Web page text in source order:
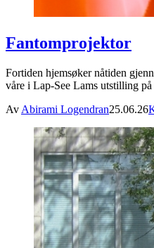
Fantomprojektor
Fortiden hjemsøker nåtiden
våre i Lap-See Lams utstilling
Av Abirami Logendran25.06.26